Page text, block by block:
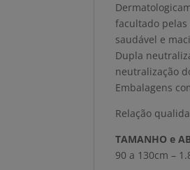
facultado
saudável e
Dupla
neutralização
Embalagens
Relação
TAMANHO e
90 a 130cm –